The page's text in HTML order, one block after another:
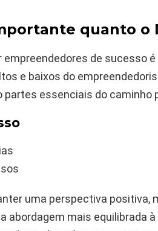
quanto o
de sucesso
e baixos do
essenciais do caminho
uma perspectiva positiva,
abordagem mais equilibrada